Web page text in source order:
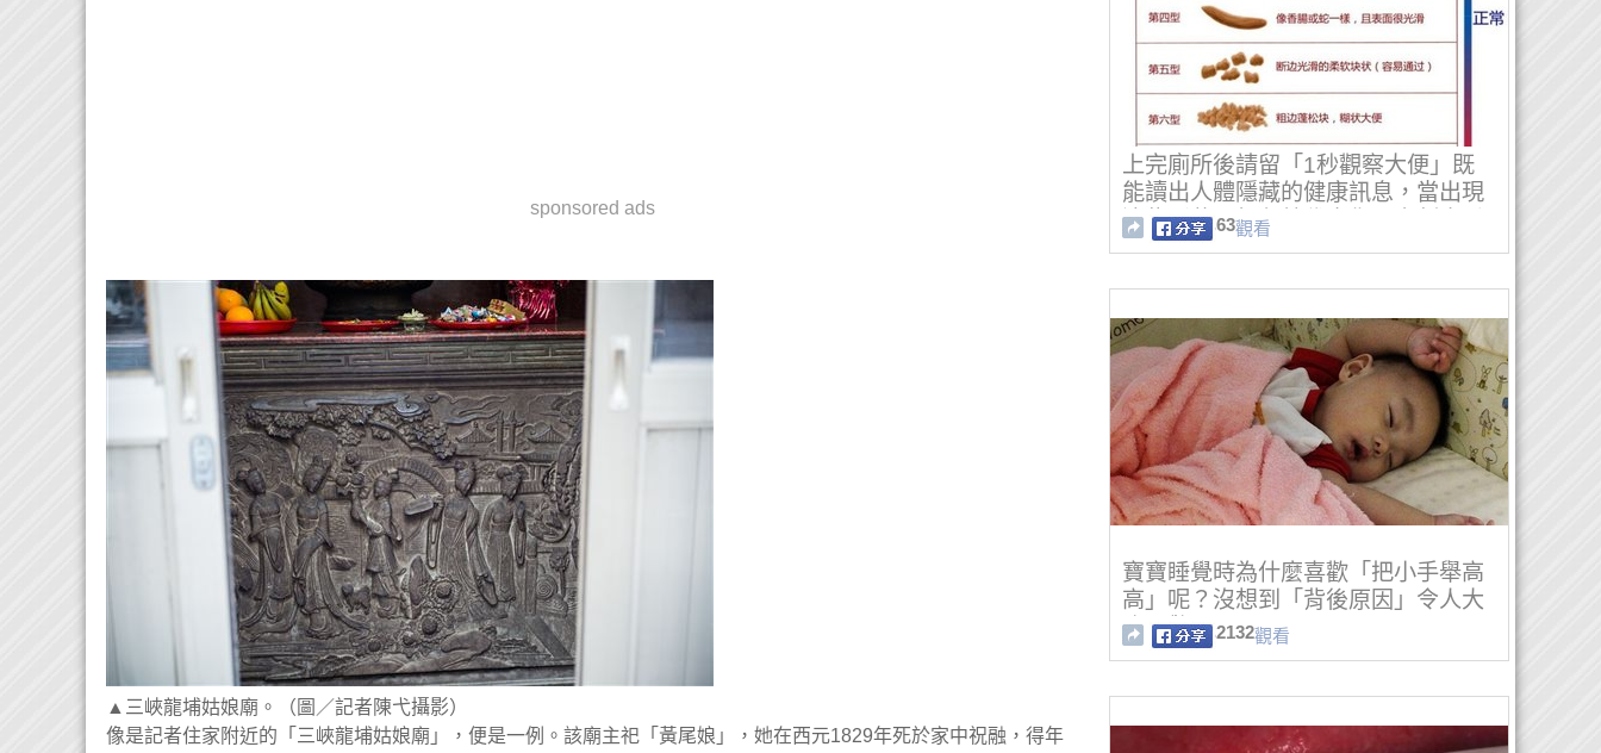
sponsored ads
▲三峽龍埔姑娘廟。（圖／記者陳弋攝影）
像是記者住家附近的「三峽龍埔姑娘廟」，便是一例。該廟主祀「黃尾娘」，她在西元1829年死於家中祝融，得年
上完廁所後請留「1秒觀察大便」既
能讀出人體隱藏的健康訊息，當出現
這些形狀跟顏色就代表你要立刻去看
醫生啊！
63觀看
寶寶睡覺時為什麼喜歡「把小手舉高
高」呢？沒想到「背後原因」令人大
吃一驚！2132觀看